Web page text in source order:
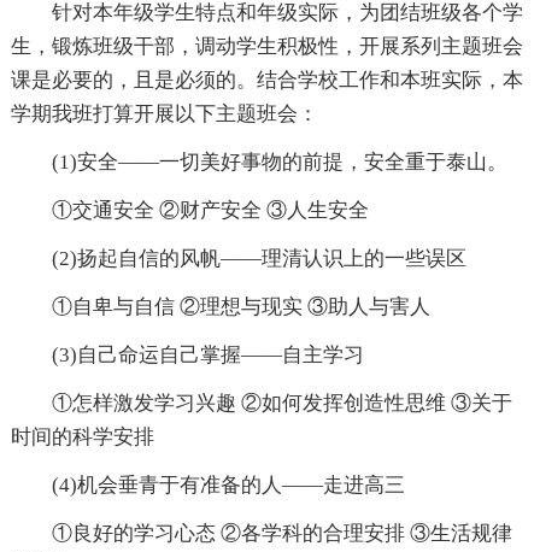
针对本年级学生特点和年级实际，为团结班级各个学
生，锻炼班级干部，调动学生积极性，开展系列主题班会
课是必要的，且是必须的。结合学校工作和本班实际，本
学期我班打算开展以下主题班会：
(1)安全——一切美好事物的前提，安全重于泰山。
①交通安全 ②财产安全 ③人生安全
(2)扬起自信的风帆――理清认识上的一些误区
①自卑与自信 ②理想与现实 ③助人与害人
(3)自己命运自己掌握――自主学习
①怎样激发学习兴趣 ②如何发挥创造性思维 ③关于
时间的科学安排
(4)机会垂青于有准备的人——走进高三
①良好的学习心态 ②各学科的合理安排 ③生活规律